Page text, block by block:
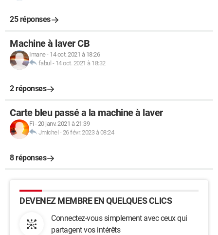
25 réponses
Machine à laver CB
Imane- 14 oct. 2021 à 18:26
fabul - 14 oct. 2021 à 18:32
2 réponses
Carte bleu passé a la machine à laver
Fi -20 janv. 2021 à 21:39
Jmichel -26 févr. 2023 à 08:24
8 réponses
DEVENEZ MEMBRE EN QUELQUES CLICS
Connectez-vous simplement avec ceux qui
partagent vos intérêts